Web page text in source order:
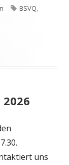
Schlagwörter
BSVQ,
beim
uns